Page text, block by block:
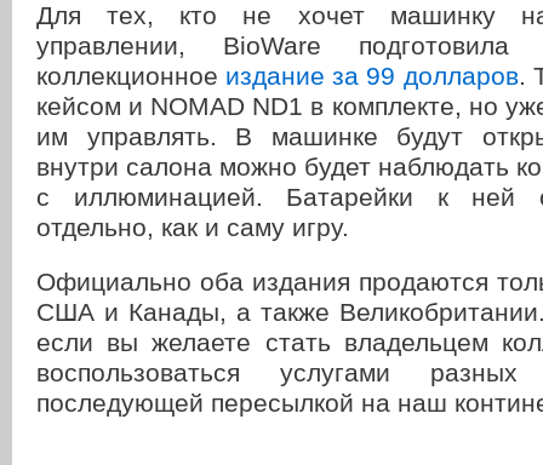
Для тех, кто не хочет машинку на
управлении, BioWare
коллекционное издание за 99 долларов.
кейсом и NOMAD ND1 в комплекте, но
им управлять. В машинке будут
внутри салона можно будет наблюдать
с иллюминацией. Батарейки к ней
отдельно, как и саму игру.
Официально оба издания продаются
США и Канады, а также
если вы желаете стать владельцем
воспользоваться услугами
последующей пересылкой на наш